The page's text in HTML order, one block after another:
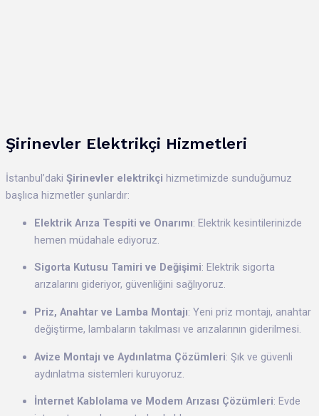
Şirinevler Elektrikçi Hizmetleri
İstanbul’daki Şirinevler elektrikçi hizmetimizde sunduğumuz
başlıca hizmetler şunlardır:
Elektrik Arıza Tespiti ve Onarımı: Elektrik kesintilerinizde
hemen müdahale ediyoruz.
Sigorta Kutusu Tamiri ve Değişimi: Elektrik sigorta
arızalarını gideriyor, güvenliğini sağlıyoruz.
Priz, Anahtar ve Lamba Montajı: Yeni priz montajı, anahtar
değiştirme, lambaların takılması ve arızalarının giderilmesi.
Avize Montajı ve Aydınlatma Çözümleri: Şık ve güvenli
aydınlatma sistemleri kuruyoruz.
İnternet Kablolama ve Modem Arızası Çözümleri: Evde